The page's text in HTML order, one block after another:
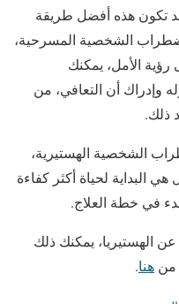
قد تكون هذه أفضل طريقة
الشخصية المسرحية،
الأمل، يمكنك
وإدراك أن التعافي، من
ذلك.
الشخصية الهستيرية،
البداية لحياة أكثر كفاءة
في خطة العلاج.
الهستيريا، يمكنك ذلك
من هنا.